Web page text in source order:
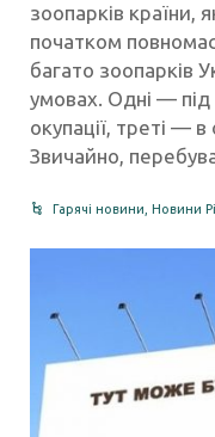
зоопарків країни,
початком
багато зоопарків
умовах. Одні — під
окупації, треті — в
Звичайно,
Гарячі новини Новини